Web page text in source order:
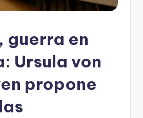
guerra en
Ursula von
propone